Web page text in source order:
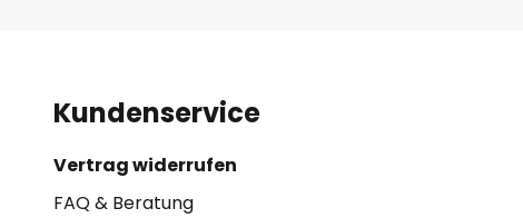
Kundenservice
Vertrag widerrufen
FAQ & Beratung